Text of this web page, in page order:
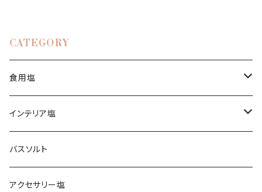
CATEGORY
食用塩
ヒマラヤ岩塩
ピンク
イエロー
ブレンド塩
アンデス岩塩
インテリア塩
岩塩ランプ
岩塩キャンドルホルダー
バスソルト
アクセサリー塩